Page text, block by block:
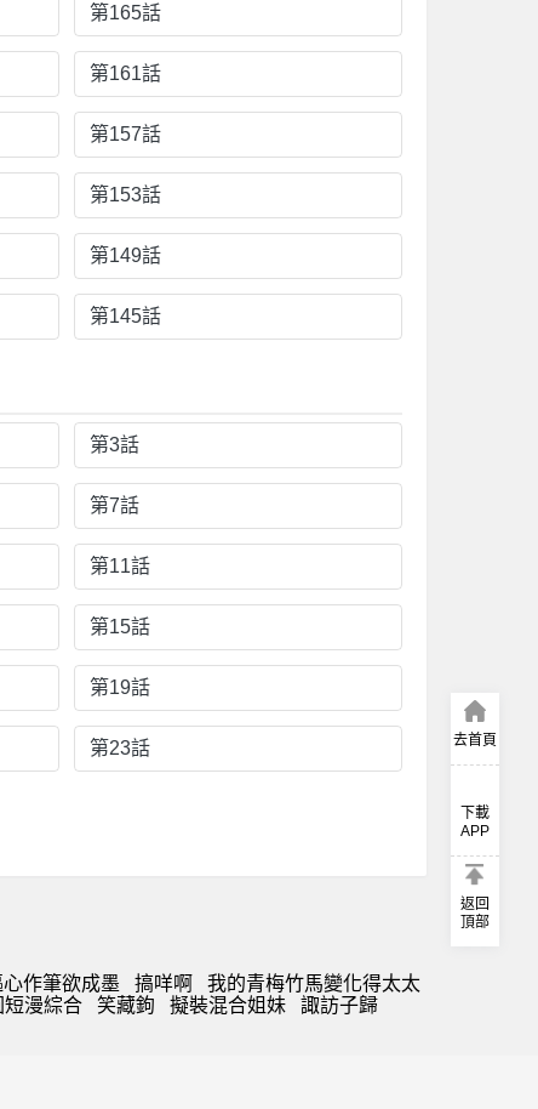
第165話
第161話
第157話
第153話
第149話
第145話
第3話
第7話
第11話
第15話
第19話
第23話
心作筆欲成墨 搞咩啊
我的青梅竹馬變化得太太
短漫綜合 笑藏鉤 擬裝混合姐妹
諏訪子歸
去首頁
下載
APP
返回
頂部